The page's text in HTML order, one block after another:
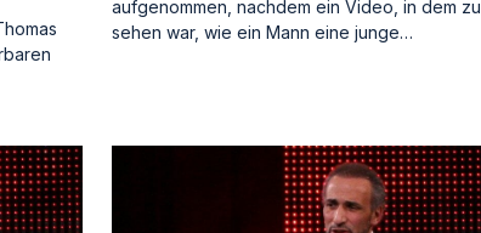
aufgenommen, nachdem ein Video, in dem zu
sehen war, wie ein Mann eine junge…